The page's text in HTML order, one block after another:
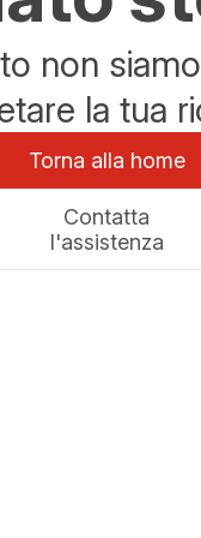
non
la tua
Torna alla home
Contatta
l'assistenza